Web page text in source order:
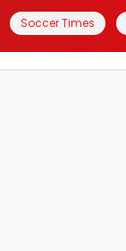
Soccer Times